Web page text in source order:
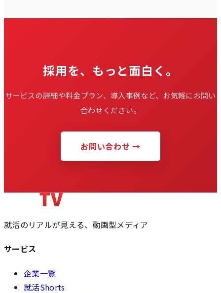
採用を、もっと面白く。
サービスの詳細や料金プラン、導入事例など、お気軽にお問い
合わせください。
お問い合わせ →
就活のリアルが見える、動画型メディア
サービス
企業一覧
就活Shorts